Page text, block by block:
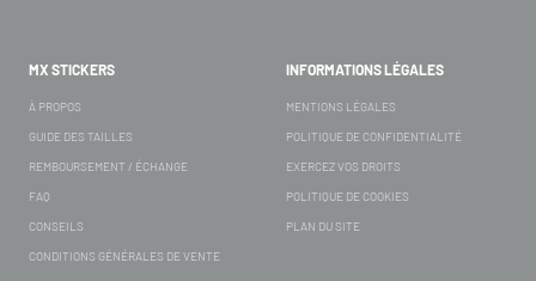
MX STICKERS
À PROPOS
GUIDE DES TAILLES
REMBOURSEMENT / ÉCHANGE
FAQ
CONSEILS
CONDITIONS GÉNÉRALES DE VENTE
INFORMATIONS LÉGALES
MENTIONS LÉGALES
POLITIQUE DE CONFIDENTIALITÉ
EXERCEZ VOS DROITS
POLITIQUE DE COOKIES
PLAN DU SITE